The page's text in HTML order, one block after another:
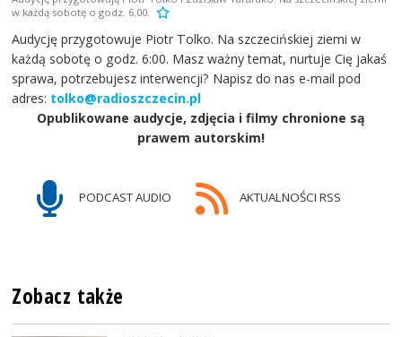
w każdą sobotę o godz. 6.00.
Audycję przygotowuje Piotr Tolko. Na szczecińskiej ziemi w
każdą sobotę o godz. 6:00. Masz ważny temat, nurtuje Cię jakaś
sprawa, potrzebujesz interwencji? Napisz do nas e-mail pod
adres: tolko@radioszczecin.pl
Opublikowane audycje, zdjęcia i filmy chronione są
prawem autorskim!
PODCAST AUDIO AKTUALNOŚCI RSS
Zobacz także